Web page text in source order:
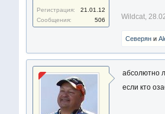
Регистрация:
21.01.12
Сообщения:
506 Wildcat,
Северяни
абсолютно
если кто